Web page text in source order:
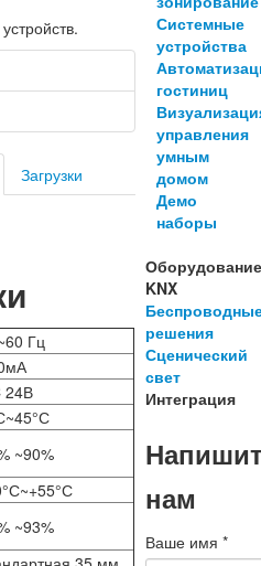
Загрузки
Гц
24В
~90%
~93%
Системные
устройства
гостиниц
управления
умным
домом
Демо
наборы
KNX
решения
Сценический
свет
Интеграция
нам
Ваше имя*